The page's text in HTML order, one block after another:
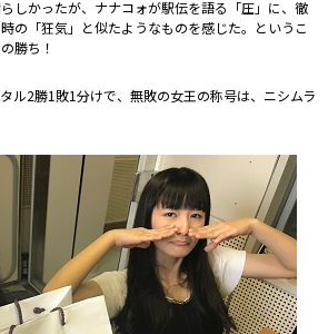
らしかったが、ナナコォが駅伝を語る「圧」に、徹
の「狂気」と似たようなものを感じた。というこ
勝ち！
ル2勝1敗1分けで、無敗の女王の称号は、ニシムラ